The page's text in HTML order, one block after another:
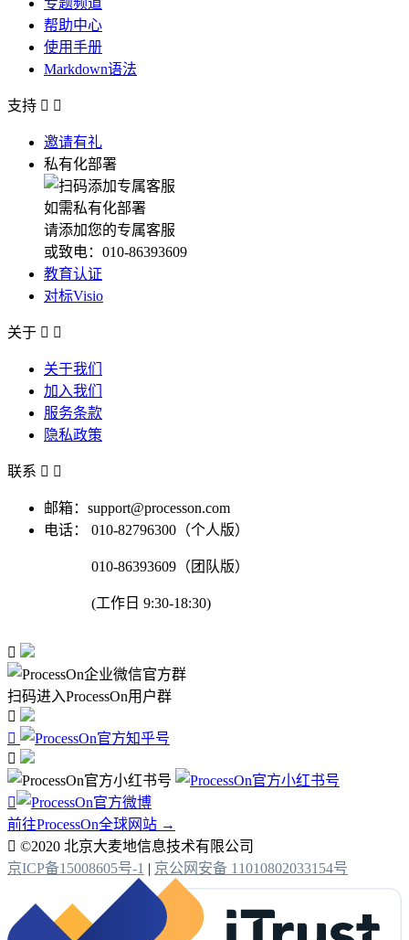
帮助中心
使用手册
Markdown语法
支持  
邀请有礼
私有化部署
如需私有化部署
请添加您的专属客服
或致电：010-86393609
教育认证
对标Visio
关于  
关于我们
加入我们
服务条款
隐私政策
联系  
邮箱：support@processon.com
电话：
010-82796300（个人版）
010-86393609（团队版）
(工作日 9:30-18:30)

扫码进入ProcessOn用户群




前往ProcessOn全球网站 →
 ©2020 北京大麦地信息技术有限公司
京ICP备15008605号-1 | 京公网安备 11010802033154号